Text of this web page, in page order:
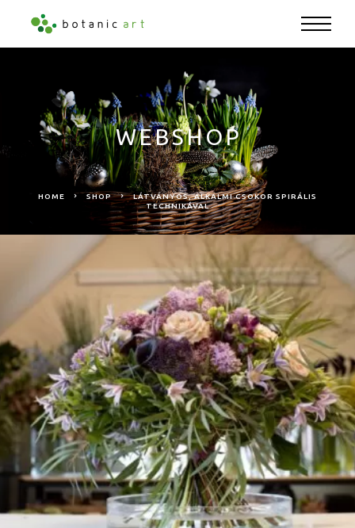
WEBSHOP
HOME SHOP
LÁTVÁNYOS, ALKALMI CSOKOR SPIRÁLIS
TECHNIKÁVAL